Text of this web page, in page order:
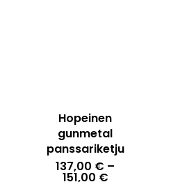
Hopeinen
gunmetal
panssariketju
137,00 € –
151,00 €Hintaluokka: